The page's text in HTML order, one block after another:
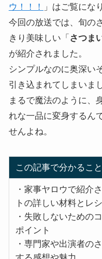
ウ！！！
」はご覧にな
今回の放送では、旬の
きり美味しい「 さつま
が紹介されました。
シンプルなのに奥深い
引き込まれてしまいま
まるで魔法のように、
れな一品に変身するん
せんよね。
この記事で分かること
・家事ヤロウで紹介
トの詳しい材料とレ
・失敗しないための
ポイント
・専門家や出演者の